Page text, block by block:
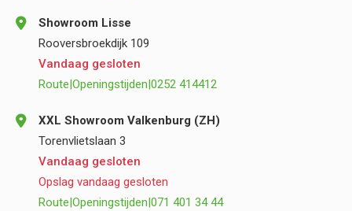
Showroom Lisse
Rooversbroekdijk 109
Vandaag gesloten
Route Openingstijden 0252 414412
XXL Showroom Valkenburg (ZH)
Torenvlietslaan 3
Vandaag gesloten
Opslag vandaag gesloten
Route Openingstijden 071 401 34 44